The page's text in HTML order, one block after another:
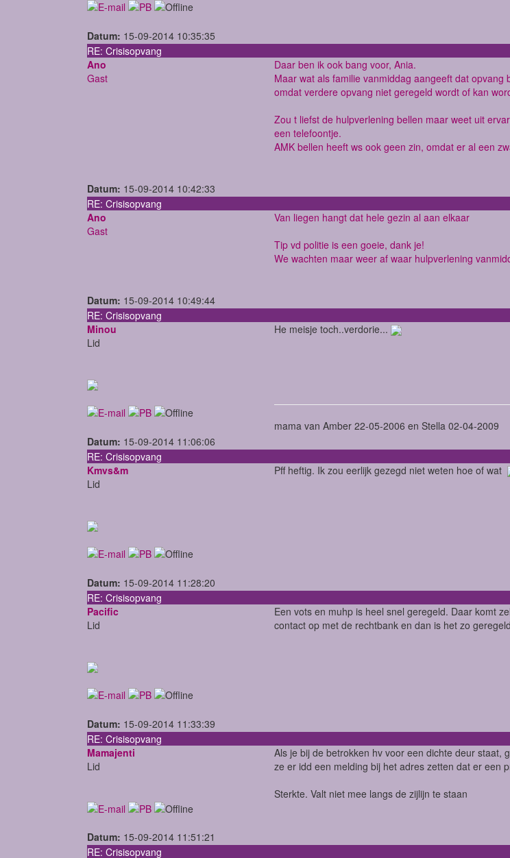
Datum: 15-09-2014 10:35:35
RE: Crisisopvang
Ano
Gast
Daar ben ik ook bang voor, Ania.
Maar wat als familie vanmiddag aangeeft dat
omdat verdere opvang niet geregeld wordt of kan
Zou t liefst de hulpverlening bellen maar weet uit
een telefoontje.
AMK bellen heeft ws ook geen zin, omdat er al een
Datum: 15-09-2014 10:42:33
RE: Crisisopvang
Ano
Gast
Van liegen hangt dat hele gezin al aan elkaar
Tip vd politie is een goeie, dank je!
We wachten maar weer af waar hulpverlening
Datum: 15-09-2014 10:49:44
RE: Crisisopvang
Minou
Lid
He meisje toch..verdorie...
mama van Amber 22-05-2006 en Stella 02-04-2009
Datum: 15-09-2014 11:06:06
RE: Crisisopvang
Kmvs&m
Lid
Pff heftig. Ik zou eerlijk gezegd niet weten hoe of wat
Datum: 15-09-2014 11:28:20
RE: Crisisopvang
Pacific
Lid
Een vots en muhp is heel snel geregeld. Daar komt
contact op met de rechtbank en dan is het zo
Datum: 15-09-2014 11:33:39
RE: Crisisopvang
Mamajenti
Lid
Als je bij de betrokken hv voor een dichte deur staat,
ze er idd een melding bij het adres zetten dat er een
Sterkte. Valt niet mee langs de zijlijn te staan
Datum: 15-09-2014 11:51:21
RE: Crisisopvang